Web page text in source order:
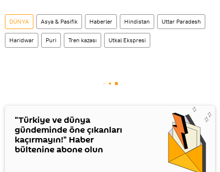
DÜNYA Asya & Pasifik Haberler Hindistan Uttar Paradesh
Haridwar Puri Tren kazası Utkal Ekspresi
"Türkiye ve dünya
gündeminde öne çıkanları
kaçırmayın!" Haber
bültenine abone olun